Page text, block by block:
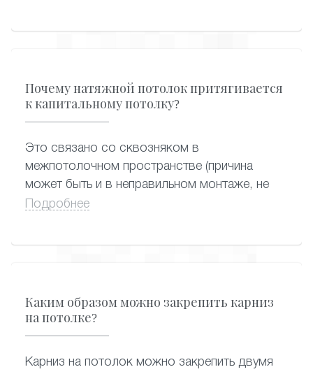
Почему натяжной потолок притягивается
к капитальному потолку?
Это связано со сквозняком в
межпотолочном пространстве (причина
может быть и в неправильном монтаже, не
запенили отверстие под люстру в плите
Подробнее
Каким образом можно закрепить карниз
на потолке?
Карниз на потолок можно закрепить двумя